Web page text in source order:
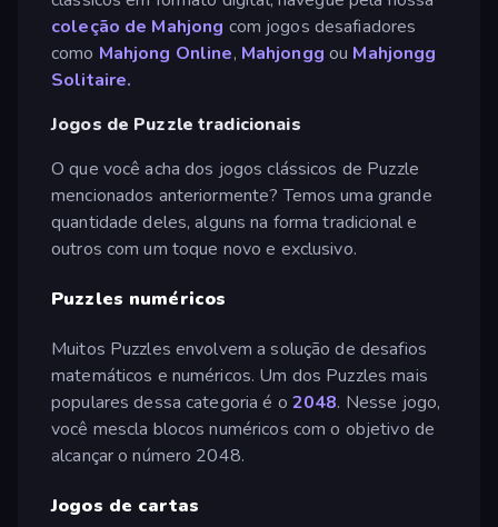
coleção de Mahjong com jogos desafiadores
como Mahjong Online, Mahjongg ou Mahjongg
Solitaire.
Jogos de Puzzle tradicionais
O que você acha dos jogos clássicos de Puzzle
mencionados anteriormente? Temos uma grande
quantidade deles, alguns na forma tradicional e
outros com um toque novo e exclusivo.
Puzzles numéricos
Muitos Puzzles envolvem a solução de desafios
matemáticos e numéricos. Um dos Puzzles mais
populares dessa categoria é o 2048. Nesse jogo,
você mescla blocos numéricos com o objetivo de
alcançar o número 2048.
Jogos de cartas